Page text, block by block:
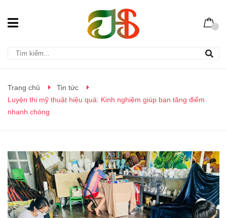
Trang chủ
Tin tức
Luyện thi mỹ thuật hiệu quả: Kinh nghiệm giúp bạn tăng điểm
nhanh chóng